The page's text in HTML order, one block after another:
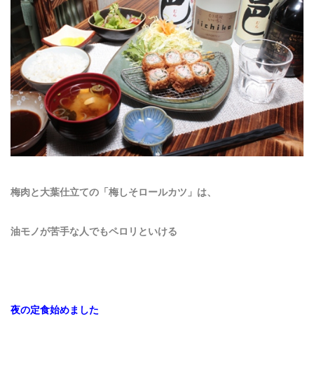
梅肉と大葉仕立ての「梅しそロールカツ」は、
油モノが苦手な人でもペロリといける
夜の定食始めました